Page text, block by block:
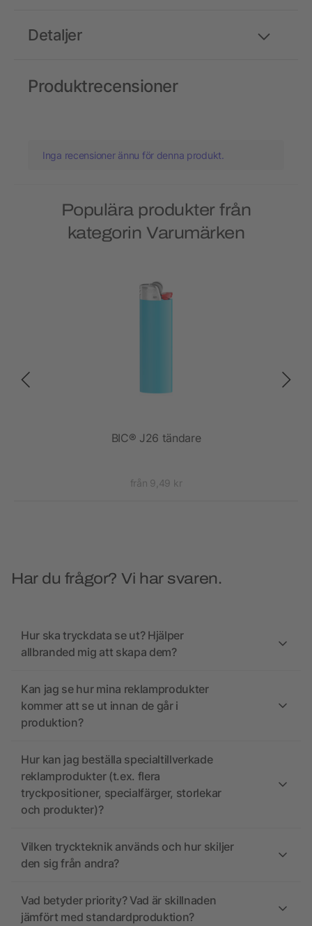
Detaljer
Produktrecensioner
Inga recensioner ännu för denna produkt.
Populära produkter från
kategorin Varumärken
BIC® J26 tändare
från 9,49 kr
Har du frågor? Vi har svaren.
Hur ska tryckdata se ut? Hjälper
allbranded mig att skapa dem?
Kan jag se hur mina reklamprodukter
kommer att se ut innan de går i
produktion?
Hur kan jag beställa specialtillverkade
reklamprodukter (t.ex. flera
tryckpositioner, specialfärger, storlekar
och produkter)?
Vilken tryckteknik används och hur skiljer
den sig från andra?
Vad betyder priority? Vad är skillnaden
jämfört med standardproduktion?